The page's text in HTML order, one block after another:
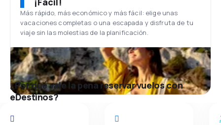
Más rápido, más económico y más fácil: elige unas
vacaciones completas o una escapada y disfruta de tu
viaje sin las molestias de la planificación.
¿Por qué vale la pena reservar vuelos con
eDestinos?